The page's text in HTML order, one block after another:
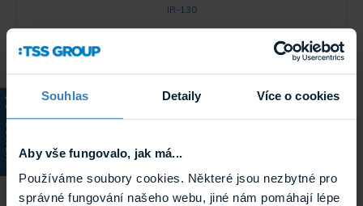
Souhlas Detaily Více o cookies
Aby vše fungovalo, jak má...
Používáme soubory cookies. Některé jsou nezbytné pro
správné fungování našeho webu, jiné nám pomáhají lépe
KATALOG
IR-130